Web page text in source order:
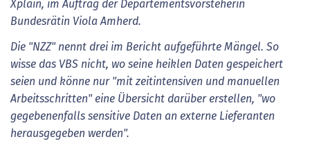
Xplain, im Auftrag der Departementsvorsteherin
Bundesrätin Viola Amherd.
Die "NZZ" nennt drei im Bericht aufgeführte Mängel. So
wisse das VBS nicht, wo seine heiklen Daten gespeichert
seien und könne nur "mit zeitintensiven und manuellen
Arbeitsschritten" eine Übersicht darüber erstellen, "wo
gegebenenfalls sensitive Daten an externe Lieferanten
herausgegeben werden".